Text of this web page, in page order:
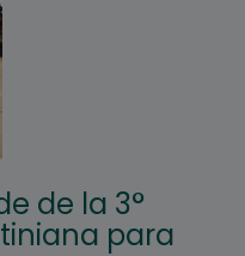
de la 3°
para